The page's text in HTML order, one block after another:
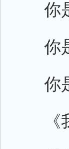
你是
你是
你是
《我